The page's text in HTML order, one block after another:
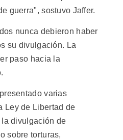
guerra", sostuvo Jaffer.
nunca debieron haber
su divulgación. La
paso hacia la
varias
Ley de Libertad de
la divulgación de
sobre torturas,